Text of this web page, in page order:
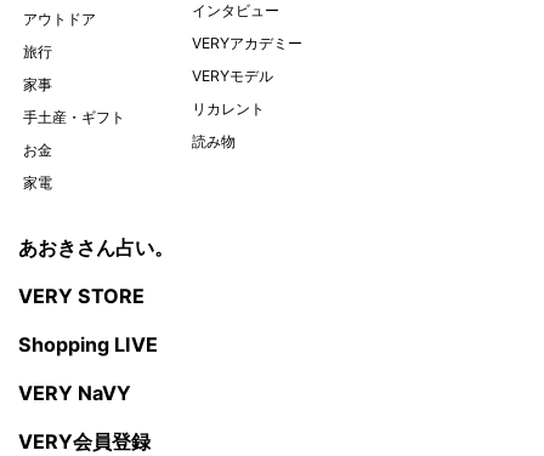
アウトドア
旅行
家事
手土産・ギフト
お金
家電
インタビュー
VERYアカデミー
VERYモデル
リカレント
読み物
あおきさん占い。
VERY STORE
Shopping LIVE
VERY NaVY
VERY会員登録